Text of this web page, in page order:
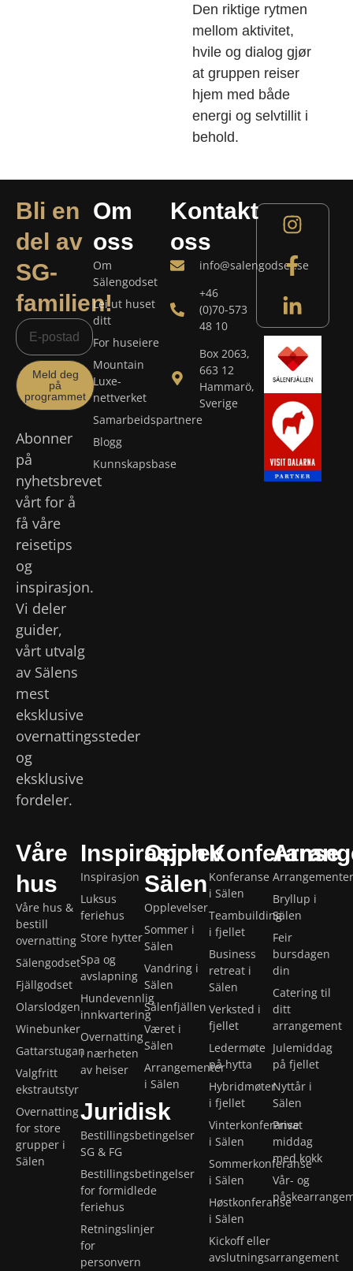
Den riktige rytmen
mellom aktivitet,
hvile og dialog gjør
at gruppen reiser
hjem med både
energi og selvtillit i
behold.
Bli en
del av
SG-
familien!
Meld deg
på
programmet
Abonner
på
nyhetsbrevet
vårt for å
få våre
reisetips
og
inspirasjon.
Vi deler
guider,
vårt utvalg
av Sälens
mest
eksklusive
overnattingssteder
og
eksklusive
fordeler.
Om
oss
Om
Sälengodset
Lei ut huset
ditt
For huseiere
Mountain
Luxe-
nettverket
Samarbeidspartnere
Blogg
Kunnskapsbase
Kontakt
oss
info@salengodset.se
+46
(0)70-573
48 10
Box 2063,
663 12
Hammarö,
Sverige
Våre
hus
Våre hus &
bestill
overnatting
Sälengodset
Fjällgodset
Olarslodgen
Winebunker
Gattarstugan
Valgfritt
ekstrautstyr
Overnatting
for store
grupper i
Sälen
Inspirasjon
Inspirasjon
Luksus
feriehus
Store hytter
Spa og
avslapning
Hundevennlig
innkvartering
Overnatting
i nærheten
av heiser
Juridisk
Bestillingsbetingelser
SG & FG
Bestillingsbetingelser
for formidlede
feriehus
Retningslinjer
for
personvern
Opplev
Sälen
Opplevelser
Sommer i
Sälen
Vandring i
Sälen
Sälenfjällen
Været i
Sälen
Arrangementer
i Sälen
Konferanse
Konferanse
i Sälen
Teambuilding
i fjellet
Business
retreat i
Sälen
Verksted i
fjellet
Ledermøte
på hytta
Hybridmøter
i fjellet
Vinterkonferanse
i Sälen
Sommerkonferanse
i Sälen
Høstkonferanse
i Sälen
Kickoff eller
avslutningsarrangement
Bryllup i
Sälen
Feir
bursdagen
din
Catering til
ditt
arrangement
Julemiddag
på fjellet
Nyttår i
Sälen
Privat
middag
med kokk
Vår- og